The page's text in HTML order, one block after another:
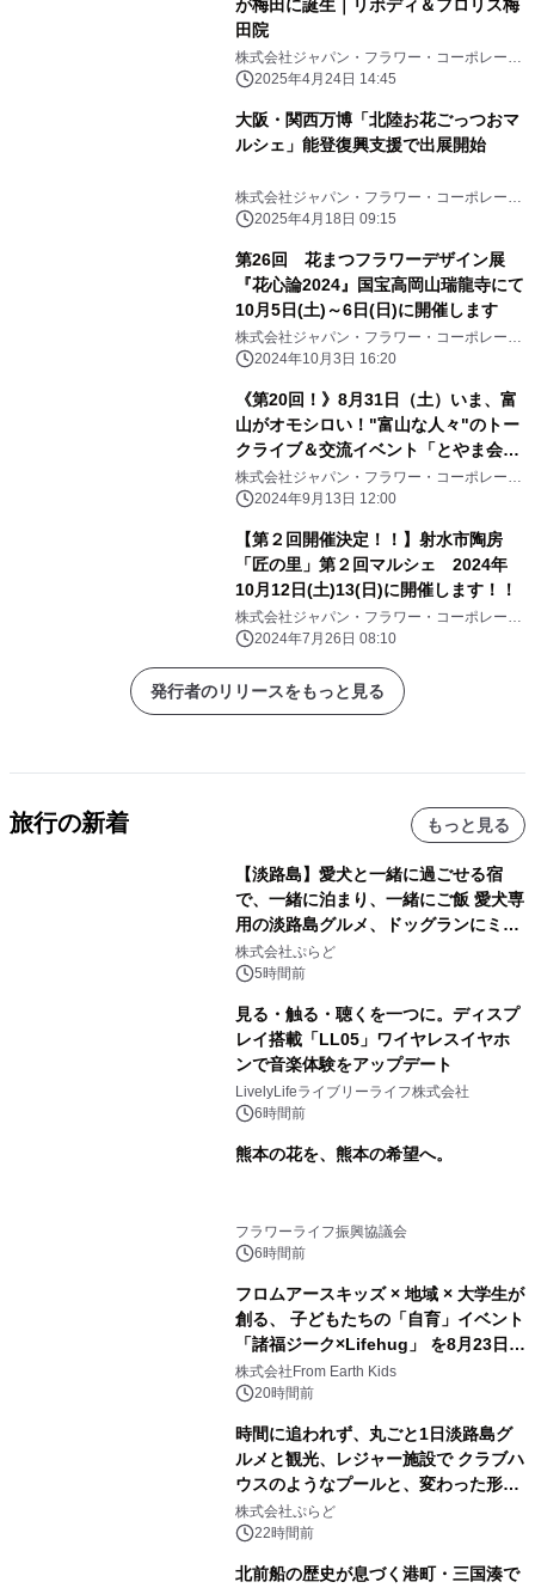
が梅田に誕生｜リボディ＆フロリス梅
田院
株式会社ジャパン・フラワー・コーポレーシ
ョン2025年4月24日 14:45
大阪・関西万博「北陸お花ごっつおマ
ルシェ」能登復興支援で出展開始
株式会社ジャパン・フラワー・コーポレーシ
ョン2025年4月18日 09:15
第26回 花まつフラワーデザイン展
『花心論2024』国宝高岡山瑞龍寺にて
10月5日(土)～6日(日)に開催します
株式会社ジャパン・フラワー・コーポレーシ
ョン2024年10月3日 16:20
《第20回！》8月31日（土）いま、富
山がオモシロい！"富山な人々"のトー
クライブ＆交流イベント「とやま会
議」vol.20開催しました！！
株式会社ジャパン・フラワー・コーポレーシ
ョン2024年9月13日 12:00
【第２回開催決定！！】射水市陶房
「匠の里」第２回マルシェ 2024年
10月12日(土)13(日)に開催します！！
株式会社ジャパン・フラワー・コーポレーシ
ョン2024年7月26日 08:10
発行者のリリースをもっと見る
旅行の新着 もっと見る
【淡路島】愛犬と一緒に過ごせる宿
で、一緒に泊まり、一緒にご飯 愛犬専
用の淡路島グルメ、ドッグランにミニ
プール グランピングとトレーラーハウ
スの2施設で
株式会社ぷらど
5時間前
見る・触る・聴くを一つに。ディスプ
レイ搭載「LL05」ワイヤレスイヤホ
ンで音楽体験をアップデート
LivelyLifeライブリーライフ株式会社
6時間前
熊本の花を、熊本の希望へ。
フラワーライフ振興協議会
6時間前
フロムアースキッズ × 地域 × 大学生が
創る、 子どもたちの「自育」イベント
「諸福ジーク×Lifehug」 を8月23日
(日)開催
株式会社From Earth Kids
20時間前
時間に追われず、丸ごと1日淡路島グ
ルメと観光、レジャー施設で クラブハ
ウスのようなプールと、変わった形の
サウナも 「THE BOXY AWAJI」のお
得な素泊まり連泊プランで
株式会社ぷらど
22時間前
北前船の歴史が息づく港町・三国湊で